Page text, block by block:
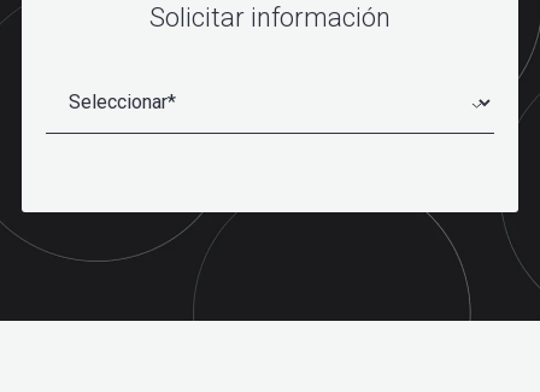
Solicitar información